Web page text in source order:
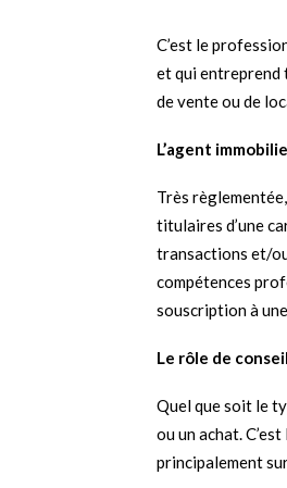
C’est le
et qui entreprend
de vente ou de
L’agent
Très
titulaires d’une
transactions et/
compétences
souscription à
Le rôle de
Quel que soit le
ou un achat.
principalement